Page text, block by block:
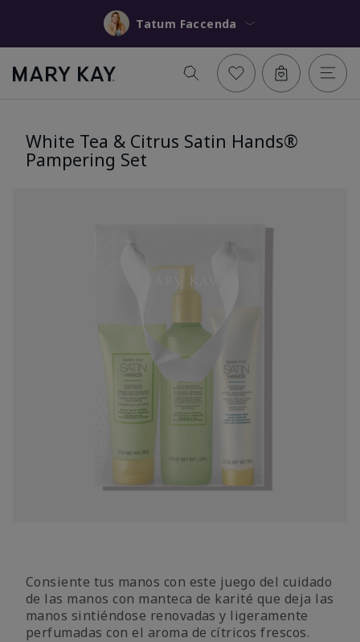
Tatum Faccenda
White Tea & Citrus Satin Hands®
Pampering Set
Consiente tus manos con este juego del cuidado
de las manos con manteca de karité que deja las
manos sintiéndose renovadas y ligeramente
perfumadas con el aroma de cítricos frescos.